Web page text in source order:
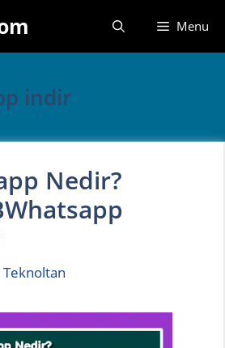
Menu
indir
Nedir?
Teknoltan